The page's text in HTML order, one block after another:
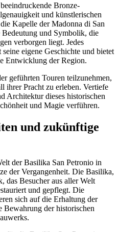
Bronze-
und künstlerischen
Kapelle der Madonna di San
und Symbolik, die
verborgen liegt. Jedes
eigene Geschichte und bietet
Entwicklung der Region.
geführten Touren teilzunehmen,
ihrer Pracht zu erleben. Vertiefe
Architektur dieses historischen
und Magie verführen.
und zukünftige
der Basilika San Petronio in
der Vergangenheit. Die Basilika,
das Besucher aus aller Welt
und gepflegt. Die
sich auf die Erhaltung der
der historischen